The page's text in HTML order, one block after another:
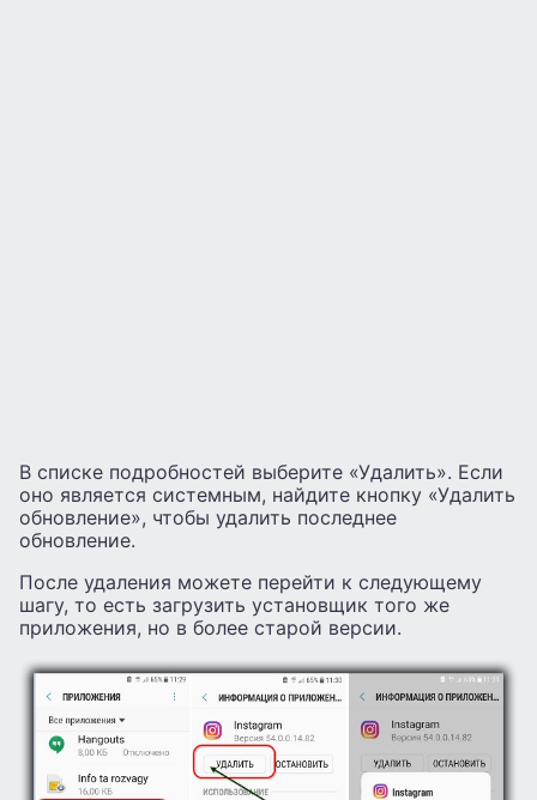
В списке подробностей выберите «Удалить». Если
оно является системным, найдите кнопку «Удалить
обновление», чтобы удалить последнее
обновление.
После удаления можете перейти к следующему
шагу, то есть загрузить установщик того же
приложения, но в более старой версии.